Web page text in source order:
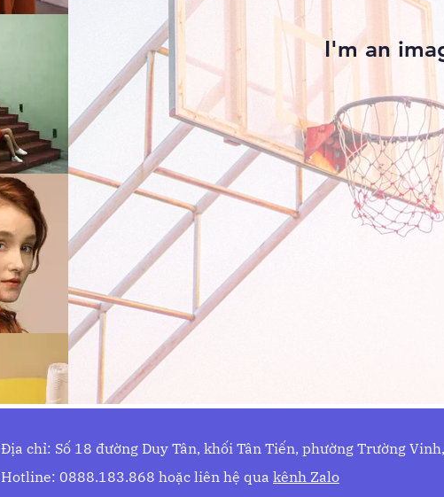
I'm an
Địa chỉ: Số 18 đường Duy Tân, khối Tân Tiến, phường Trường
Hotline: 0888.183.868 hoặc liên hệ qua kênh Zalo